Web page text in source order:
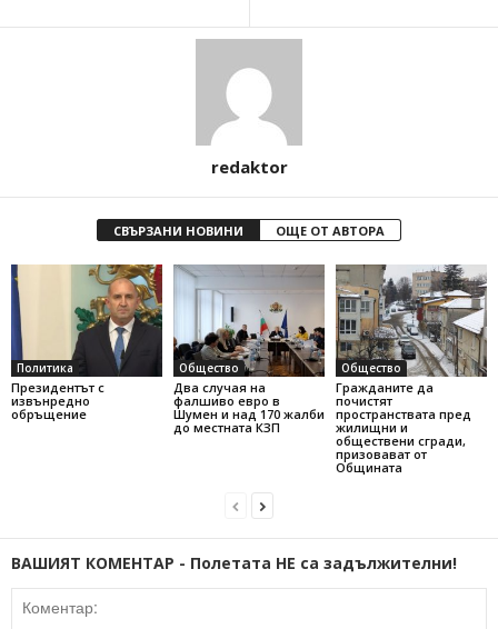
redaktor
СВЪРЗАНИ НОВИНИ ОЩЕ ОТ АВТОРА
Политика
Президентът с
извънредно
обръщение
Общество
Два случая на
фалшиво евро в
Шумен и над 170 жалби
до местната КЗП
Общество
Гражданите да
почистят
пространствата пред
жилищни и
обществени сгради,
призовават от
Общината
ВАШИЯТ КОМЕНТАР - Полетата НЕ са задължителни!